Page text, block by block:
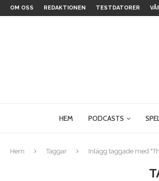
OM OSS REDAKTIONEN TESTDATORER
HEM PODCASTS
Hem Taggar Inlägg taggade med